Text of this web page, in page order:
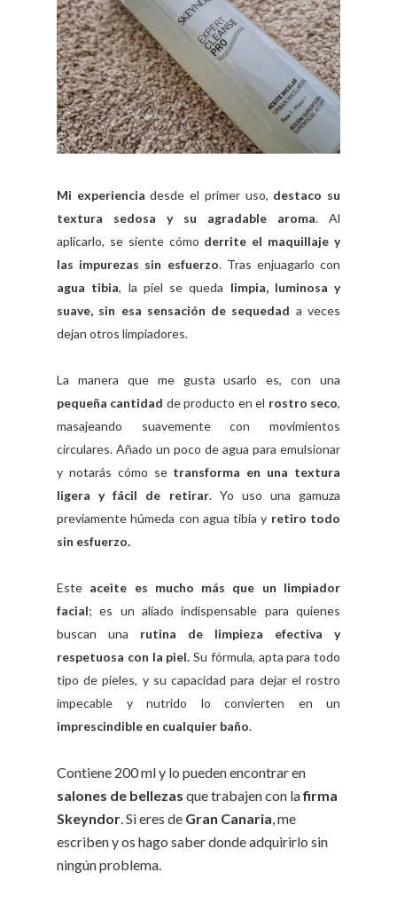
Mi experiencia desde el primer uso, destaco su
textura sedosa y su agradable aroma. Al
aplicarlo, se siente cómo derrite el maquillaje y
las impurezas sin esfuerzo. Tras enjuagarlo con
agua tibia, la piel se queda limpia, luminosa y
suave, sin esa sensación de sequedad a veces
dejan otros limpiadores.
La manera que me gusta usarlo es, con una
pequeña cantidad de producto en el rostro seco,
masajeando suavemente con movimientos
circulares. Añado un poco de agua para emulsionar
y notarás cómo se transforma en una textura
ligera y fácil de retirar. Yo uso una gamuza
previamente húmeda con agua tibia y retiro todo
sin esfuerzo.
Este aceite es mucho más que un limpiador
facial; es un aliado indispensable para quienes
buscan una rutina de limpieza efectiva y
respetuosa con la piel. Su fórmula, apta para todo
tipo de pieles, y su capacidad para dejar el rostro
impecable y nutrido lo convierten en un
imprescindible en cualquier baño.
Contiene 200 ml y lo pueden encontrar en
salones de bellezas que trabajen con lafirma
Skeyndor . Si eres de Gran Canaria , me
escriben y os hago saber donde adquirirlo sin
ningún problema.